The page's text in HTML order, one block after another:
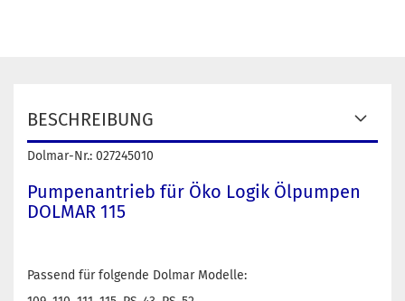
BESCHREIBUNG
Dolmar-Nr.: 027245010
Pumpenantrieb für Öko Logik Ölpumpen
DOLMAR 115
Passend für folgende Dolmar Modelle: